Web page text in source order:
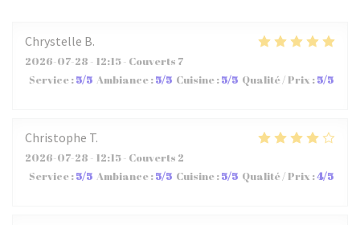
Chrystelle B
2026-07-28 - 12:15 - Couverts 7
Service :5/5 Ambiance :5/5 Cuisine :5/5 Qualité / Prix :5/5
Christophe T
2026-07-28 - 12:15 - Couverts 2
Service :5/5 Ambiance :5/5 Cuisine :5/5 Qualité / Prix :4/5